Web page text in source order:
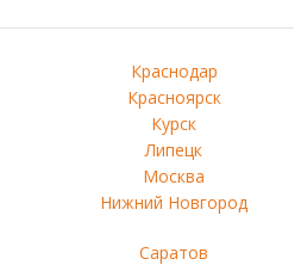
Краснодар
Красноярск
Курск
Липецк
Москва
Нижний Новгород
Саратов